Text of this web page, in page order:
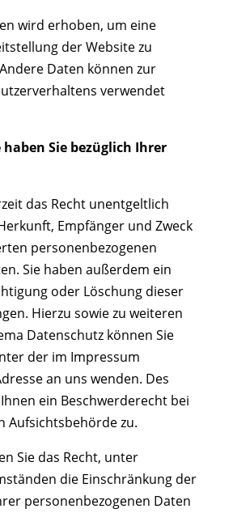
wird erhoben, um eine
der Website zu
Daten können zur
verwendet
haben Sie bezüglich Ihrer
das Recht unentgeltlich
Empfänger und Zweck
personenbezogenen
Sie haben außerdem ein
oder Löschung dieser
Hierzu sowie zu weiteren
Datenschutz können Sie
der im Impressum
an uns wenden. Des
ein Beschwerderecht bei
Aufsichtsbehörde zu.
Sie das Recht, unter
die Einschränkung der
personenbezogenen Daten